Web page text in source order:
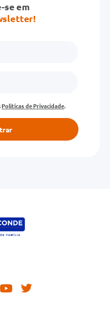
se em
Políticas de Privacidade.